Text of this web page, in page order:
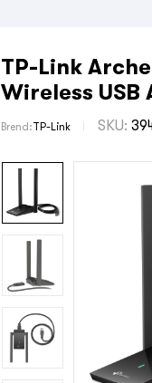
TP-Link
Wireless USB
Brend:TP-Link SKU: